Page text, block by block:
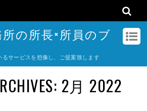
の所長×所員のブ
サービスを想像し、ご提案致します
2月 2022